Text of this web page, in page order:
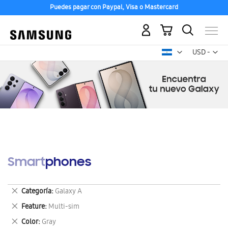
Puedes pagar con Paypal, Visa o Mastercard
USD -
dólar
Mi carrito
Smartphones
Categoría Galaxy A
Eliminar
este
artículo
Feature Multi-sim
Eliminar
este
Color Gray
Eliminar